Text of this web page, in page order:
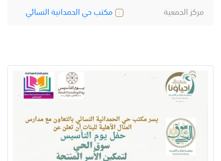
مركز الجمعية
مكتب حي الحمدانية النسائي